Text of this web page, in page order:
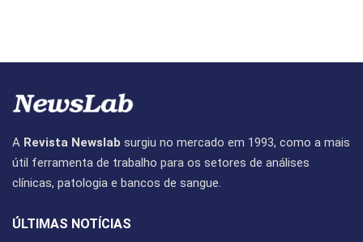
A Revista Newslab surgiu no mercado em 1993, como a mais
útil ferramenta de trabalho para os setores de análises
clínicas, patologia e bancos de sangue.
ÚLTIMAS NOTÍCIAS